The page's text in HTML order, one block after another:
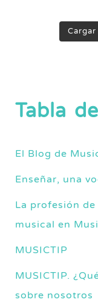
Cargar
Tabla
El Blog de
Enseñar, una
La profesión
musical en
MUSICTIP
MUSICTIP.
sobre nosotros